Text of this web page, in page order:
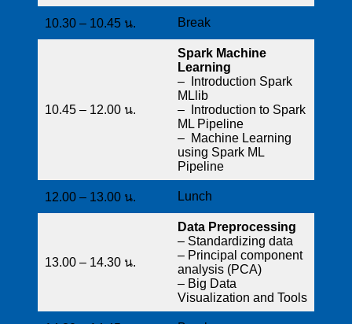
10.30 – 10.45 น. Break
10.45 – 12.00 น.
Spark Machine
Learning
– Introduction Spark
MLlib
– Introduction to Spark
ML Pipeline
– Machine Learning
using Spark ML
Pipeline
12.00 – 13.00 น. Lunch
13.00 – 14.30 น.
Data Preprocessing
– Standardizing data
– Principal component
analysis (PCA)
– Big Data
Visualization and Tools